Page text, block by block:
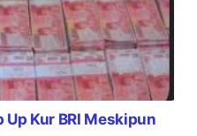
Kur BRI Meskipun